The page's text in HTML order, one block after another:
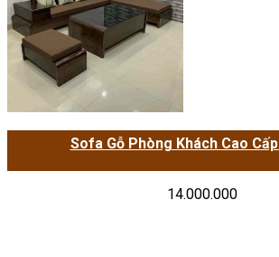
Sofa Gỗ Phòng Khách Cao
14.000.000